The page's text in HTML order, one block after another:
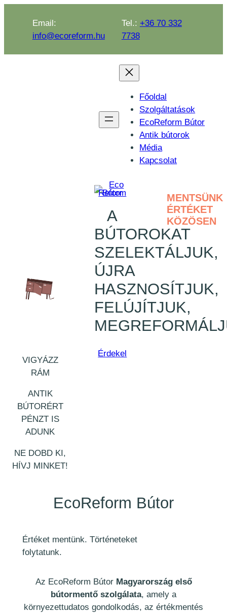
Email:
info@ecoreform.hu
Tel.: +36 70 332
7738
Főoldal
Szolgáltatások
EcoReform Bútor
Antik bútorok
Média
Kapcsolat
VIGYÁZZ
RÁM
ANTIK
BÚTORÉRT
PÉNZT IS
ADUNK
NE DOBD KI,
HÍVJ MINKET!
A
BÚTOROKAT
SZELEKTÁLJUK,
ÚJRA
HASZNOSÍTJUK,
FELÚJÍTJUK,
Érdekel
MENTSÜNK
ÉRTÉKET
KÖZÖSEN
EcoReform Bútor
Értéketmentünk. Történeteket
folytatunk.
Az EcoReform Bútor Magyarország első
bútormentő szolgálata, amely a
környezettudatos gondolkodás, az értékmentés